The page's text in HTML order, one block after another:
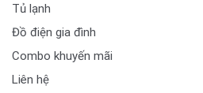
Tủ lạnh
Đồ điện gia đình
Combo khuyến mãi
Liên hệ